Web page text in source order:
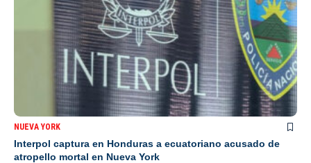
NUEVA YORK
Interpol captura en Honduras a ecuatoriano acusado de
atropello mortal en Nueva York